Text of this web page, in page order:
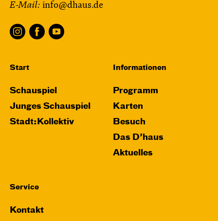
E-Mail: info@dhaus.de
Start
Schauspiel
Junges Schauspiel
Stadt:Kollektiv
Informationen
Programm
Karten
Besuch
Das D’haus
Aktuelles
Service
Kontakt